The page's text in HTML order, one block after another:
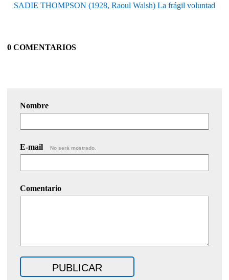
SADIE THOMPSON (1928, Raoul Walsh) La frágil voluntad
0 COMENTARIOS
Nombre
E-mail No será mostrado.
Comentario